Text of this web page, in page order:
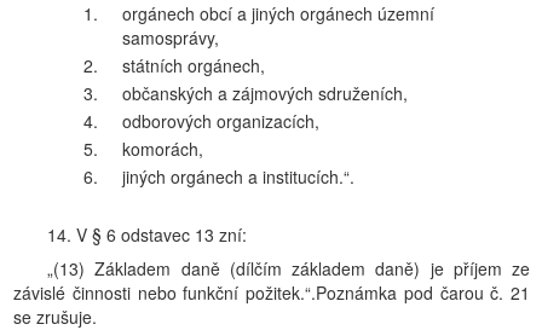
1.
orgánech obcí a jiných orgánech územní
samosprávy,
2.
státních orgánech,
3.
občanských a zájmových sdruženích,
4.
odborových organizacích,
5.
komorách,
6.
jiných orgánech a institucích.“.
14. V § 6 odstavec 13 zní:
„(13) Základem daně (dílčím základem daně) je příjem ze
závislé činnosti nebo funkční požitek.“.Poznámka pod čarou č. 21
se zrušuje.